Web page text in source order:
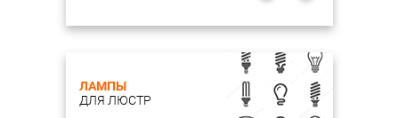
ЛАМПЫ
ДЛЯ ЛЮСТР